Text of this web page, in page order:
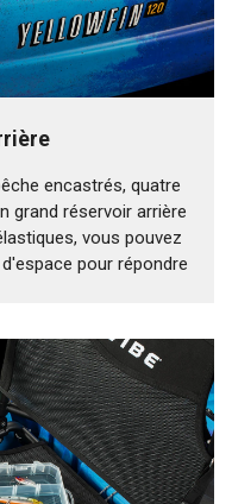
encastrés, quatre
grand réservoir arrière
vous pouvez
pour répondre